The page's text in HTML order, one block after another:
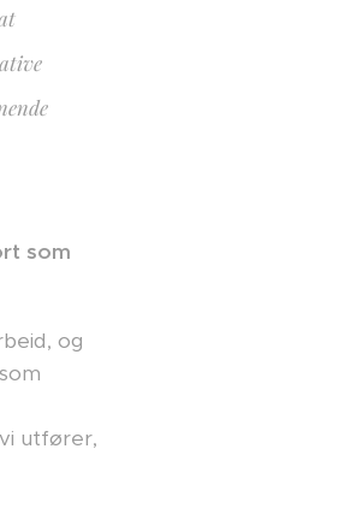
som
og
utfører,